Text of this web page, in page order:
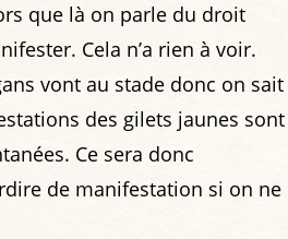
que là on parle du droit
Cela n’a rien à voir.
vont au stade donc on sait
des gilets jaunes sont
Ce sera donc
de manifestation si on ne